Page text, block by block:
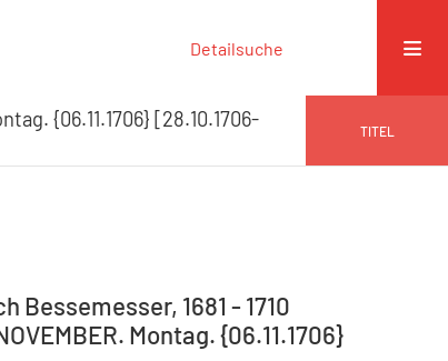
Detailsuche
{06.11.1706} [28.10.1706-
TITEL
Bessemesser, 1681 - 1710
Montag. {06.11.1706}